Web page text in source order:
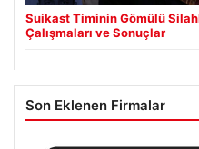
Suikast Timinin Gömülü
Çalışmaları ve Sonuçlar
Son Eklenen Firmalar